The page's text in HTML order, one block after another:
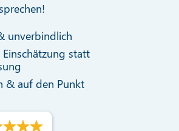
unverbindlich
statt
& auf den Punkt